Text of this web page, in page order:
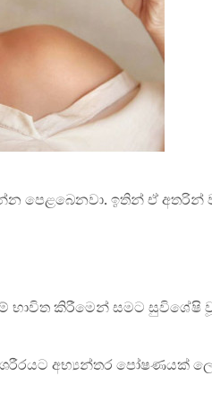
පෙළබෙනවා. ඉතින් ඒ අතරින්
කිරීමෙන් සමට සුවිශේෂි වූ
අභ්‍යන්තර පෝෂණයක්